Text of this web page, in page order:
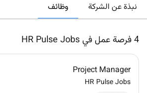
نبذة عن الشركة وظائف
4فرصة عمل في HR Pulse Jobs
Project Manager
HR Pulse Jobs